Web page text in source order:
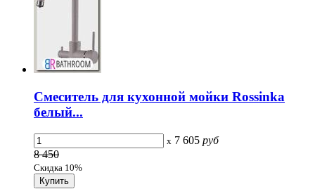
Смеситель для кухонной мойки Rossinka
белый...
x 7 605 руб
8 450
Скидка 10%